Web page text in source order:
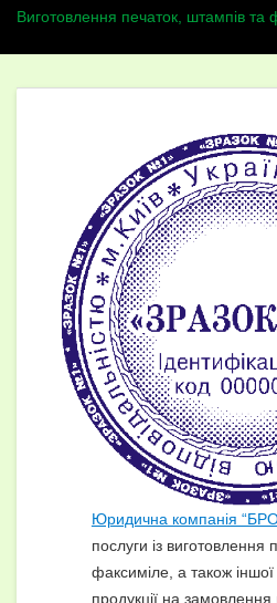
Виготовлення печаток, штампів та
Юридична компанія
послуги із виготовлення
факсиміле, а також
продукції на замовлення